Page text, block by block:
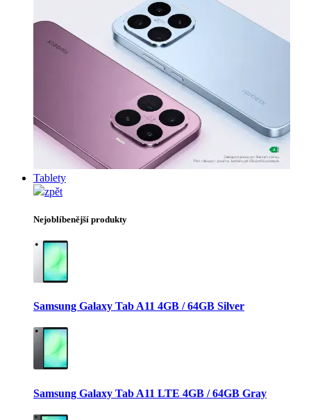
Tablety
zpět
Nejoblíbenější produkty
Samsung Galaxy Tab A11 4GB / 64GB Silver
Samsung Galaxy Tab A11 LTE 4GB / 64GB Gray